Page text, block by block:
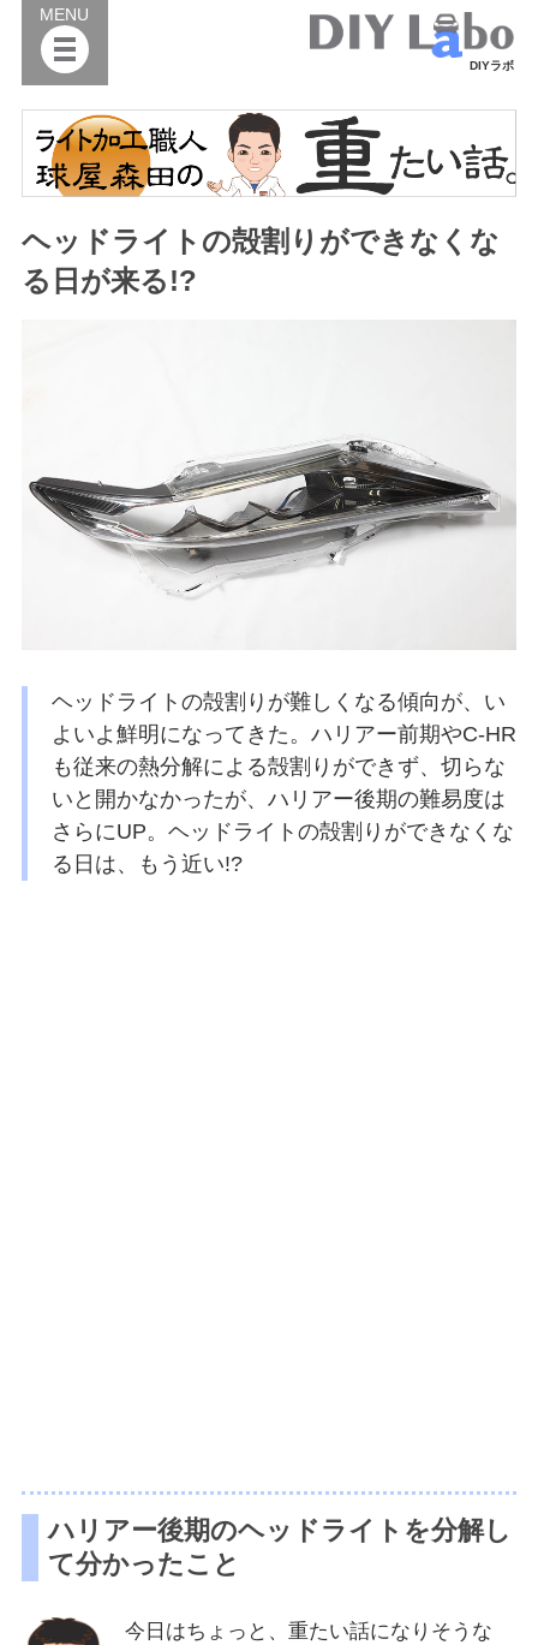
DIYラボ
MENU
ヘッドライトの殻割りができなくな
る日が来る!?
ヘッドライトの殻割りが難しくなる傾向が、い
よいよ鮮明になってきた。ハリアー前期やC-HR
も従来の熱分解による殻割りができず、切らな
いと開かなかったが、ハリアー後期の難易度は
さらにUP。ヘッドライトの殻割りができなくな
る日は、もう近い!?
ハリアー後期のヘッドライトを分解し
て分かったこと
今日はちょっと、重たい話になりそうな